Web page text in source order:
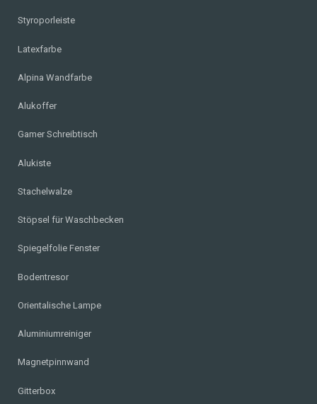
Styroporleiste
Latexfarbe
Alpina Wandfarbe
Alukoffer
Gamer Schreibtisch
Alukiste
Stachelwalze
Stöpsel für Waschbecken
Spiegelfolie Fenster
Bodentresor
Orientalische Lampe
Aluminiumreiniger
Magnetpinnwand
Gitterbox